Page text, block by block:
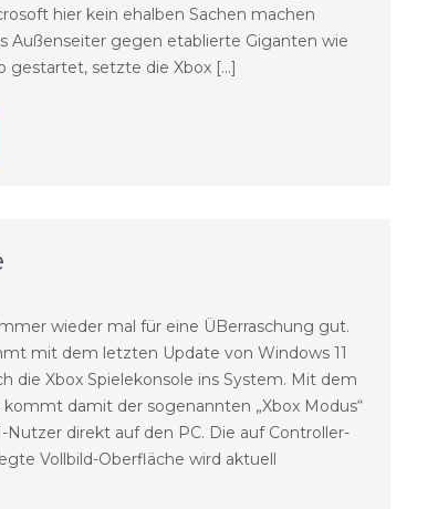
hier kein ehalben Sachen machen
Außenseiter gegen etablierte Giganten wie
gestartet, setzte die Xbox […]
wieder mal für eine ÜBerraschung gut.
mit dem letzten Update von Windows 11
die Xbox Spielekonsole ins System. Mit dem
damit der sogenannten „Xbox Modus“
Nutzer direkt auf den PC. Die auf Controller-
Vollbild-Oberfläche wird aktuell